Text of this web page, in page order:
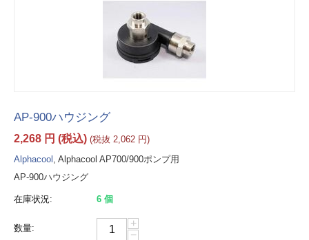
AP-900ハウジング
2,268 円 (税込) (税抜 2,062 円)
Alphacool , Alphacool AP700/900ポンプ用
AP-900ハウジング
在庫状況: 6 個
数量:
+
−